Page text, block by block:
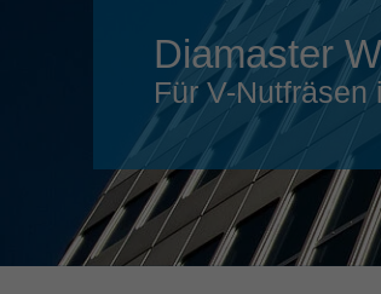
Diamaster
Für V-Nutfräsen